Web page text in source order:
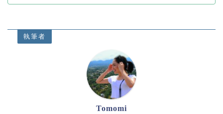
執筆者
Tomomi